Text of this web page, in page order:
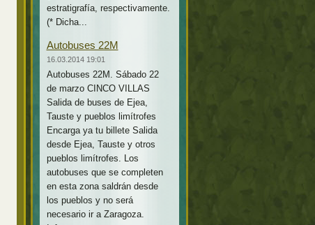
estratigrafía, respectivamente.
(* Dicha...
Autobuses 22M
16.03.2014 19:01
Autobuses 22M. Sábado 22
de marzo CINCO VILLAS
Salida de buses de Ejea,
Tauste y pueblos limítrofes
Encarga ya tu billete Salida
desde Ejea, Tauste y otros
pueblos limítrofes. Los
autobuses que se completen
en esta zona saldrán desde
los pueblos y no será
necesario ir a Zaragoza.